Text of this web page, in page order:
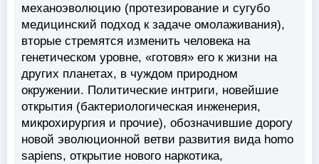
механоэволюцию (протезирование и сугубо
медицинский подход к задаче омолаживания),
вторые стремятся изменить человека на
генетическом уровне, «готовя» его к жизни на
других планетах, в чуждом природном
окружении. Политические интриги, новейшие
открытия (бактериологическая инженерия,
микрохирургия и прочие), обозначившие дорогу
новой эволюционной ветви развития вида homo
sapiens, открытие нового наркотика,